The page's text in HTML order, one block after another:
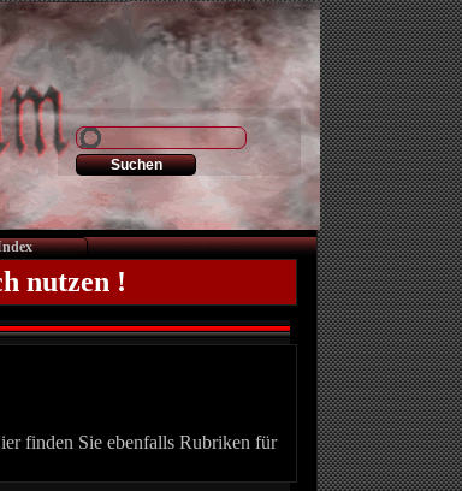
nutzen !
finden Sie ebenfalls Rubriken für